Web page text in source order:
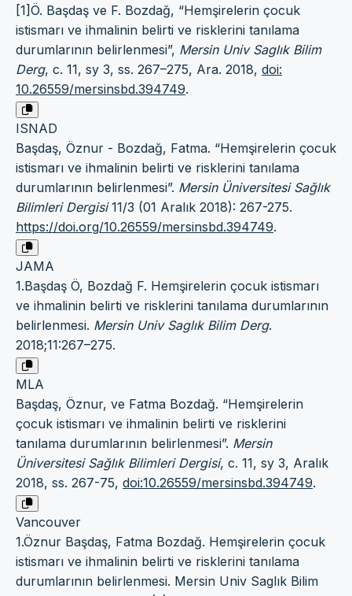
[1]Ö. Başdaş ve F. Bozdağ, “Hemşirelerin çocuk
istismarı ve ihmalinin belirti ve risklerini tanılama
durumlarının belirlenmesi”, Mersin Univ Saglık Bilim
Derg, c. 11, sy 3, ss. 267–275, Ara. 2018, doi:
10.26559/mersinsbd.394749.
ISNAD
Başdaş, Öznur - Bozdağ, Fatma. “Hemşirelerin çocuk
istismarı ve ihmalinin belirti ve risklerini tanılama
durumlarının belirlenmesi”. Mersin Üniversitesi Sağlık
Bilimleri Dergisi11/3 (01 Aralık 2018): 267-275.
https://doi.org/10.26559/mersinsbd.394749.
JAMA
1.Başdaş Ö, Bozdağ F. Hemşirelerin çocuk istismarı
ve ihmalinin belirti ve risklerini tanılama durumlarının
belirlenmesi. Mersin Univ Saglık Bilim Derg.
2018;11:267–275.
MLA
Başdaş, Öznur, ve Fatma Bozdağ. “Hemşirelerin
çocuk istismarı ve ihmalinin belirti ve risklerini
tanılama durumlarının belirlenmesi”. Mersin
Üniversitesi Sağlık Bilimleri Dergisi, c. 11, sy 3, Aralık
2018, ss. 267-75, doi:10.26559/mersinsbd.394749.
Vancouver
1.Öznur Başdaş, Fatma Bozdağ. Hemşirelerin çocuk
istismarı ve ihmalinin belirti ve risklerini tanılama
durumlarının belirlenmesi. Mersin Univ Saglık Bilim